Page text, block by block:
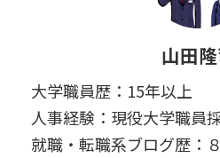
山田
大学職員歴：15年以上
人事経験：現役大学職員
就職・転職系ブログ歴：